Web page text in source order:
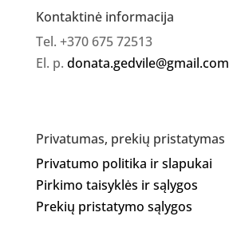
Kontaktinė informacija
Tel. +370 675 72513
El. p. donata.gedvile@gmail.com
Privatumas, prekių pristatymas
Privatumo politika ir slapukai
Pirkimo taisyklės ir sąlygos
Prekių pristatymo sąlygos